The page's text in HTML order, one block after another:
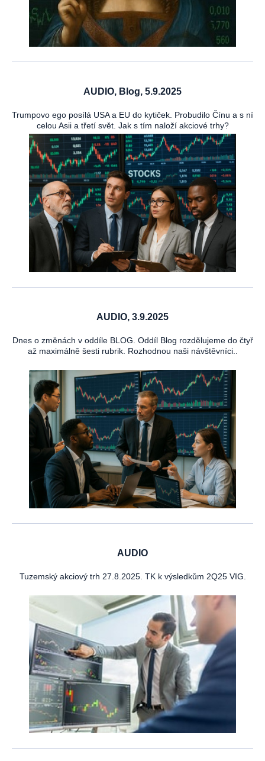
AUDIO, Blog, 5.9.2025
Trumpovo ego posílá USA a EU do kytiček. Probudilo Čínu a s ní
celou Asii a třetí svět. Jak s tím naloží akciové trhy?
AUDIO, 3.9.2025
Dnes o změnách v oddíle BLOG. Oddíl Blog rozdělujeme do čtyř
až maximálně šesti rubrik. Rozhodnou naši návštěvníci..
AUDIO
Tuzemský akciový trh 27.8.2025. TK k výsledkům 2Q25 VIG.